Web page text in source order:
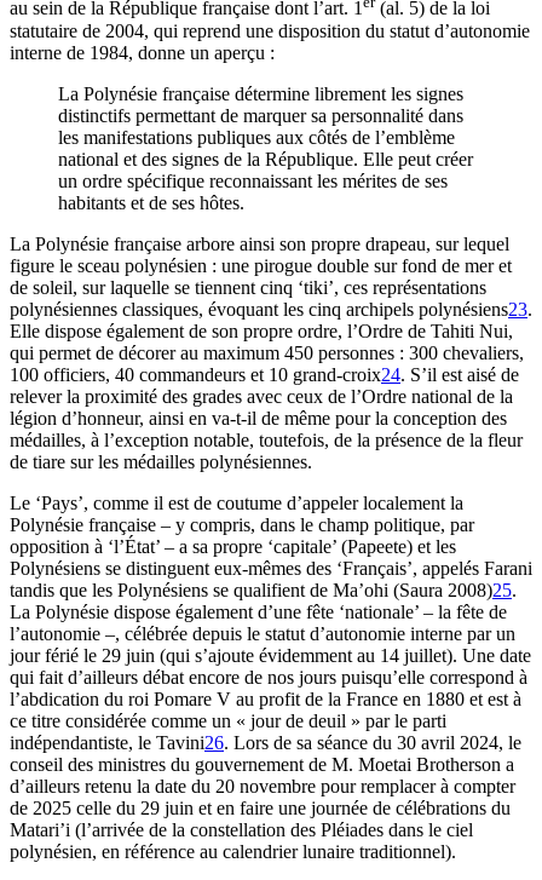
au sein de la République française dont l’art. 1
(al. 5) de la loi
statutaire de 2004, qui reprend une disposition du statut d’autonomie
interne de 1984, donne un aperçu :
La Polynésie française détermine librement les signes
distinctifs permettant de marquer sa personnalité dans
les manifestations publiques aux côtés de l’emblème
national et des signes de la République. Elle peut créer
un ordre spécifique reconnaissant les mérites de ses
habitants et de ses hôtes.
La Polynésie française arbore ainsi son propre drapeau, sur lequel
figure le sceau polynésien : une pirogue double sur fond de mer et
de soleil, sur laquelle se tiennent cinq ‘tiki’, ces représentations
polynésiennes classiques, évoquant les cinq archipels polynésiens23.
Elle dispose également de son propre ordre, l’Ordre de Tahiti Nui,
qui permet de décorer au maximum 450 personnes : 300 chevaliers,
100 officiers, 40 commandeurs et 10 grand-croix24. S’il est aisé de
relever la proximité des grades avec ceux de l’Ordre national de la
légion d’honneur, ainsi en va-t-il de même pour la conception des
médailles, à l’exception notable, toutefois, de la présence de la fleur
de tiare sur les médailles polynésiennes.
Le ‘Pays’, comme il est de coutume d’appeler localement la
Polynésie française – y compris, dans le champ politique, par
opposition à ‘l’État’ – a sa propre ‘capitale’ (Papeete) et les
Polynésiens se distinguent eux-mêmes des ‘Français’, appelés Farani
tandis que les Polynésiens se qualifient de Ma’ohi (Saura 2008)25.
La Polynésie dispose également d’une fête ‘nationale’ – la fête de
l’autonomie –, célébrée depuis le statut d’autonomie interne par un
jour férié le 29 juin (qui s’ajoute évidemment au 14 juillet). Une date
qui fait d’ailleurs débat encore de nos jours puisqu’elle correspond à
l’abdication du roi Pomare V au profit de la France en 1880 et est à
ce titre considérée comme un « jour de deuil » par le parti
indépendantiste, le Tavini26. Lors de sa séance du 30 avril 2024, le
conseil des ministres du gouvernement de M. Moetai Brotherson a
d’ailleurs retenu la date du 20 novembre pour remplacer à compter
de 2025 celle du 29 juin et en faire une journée de célébrations du
Matari’i (l’arrivée de la constellation des Pléiades dans le ciel
polynésien, en référence au calendrier lunaire traditionnel).